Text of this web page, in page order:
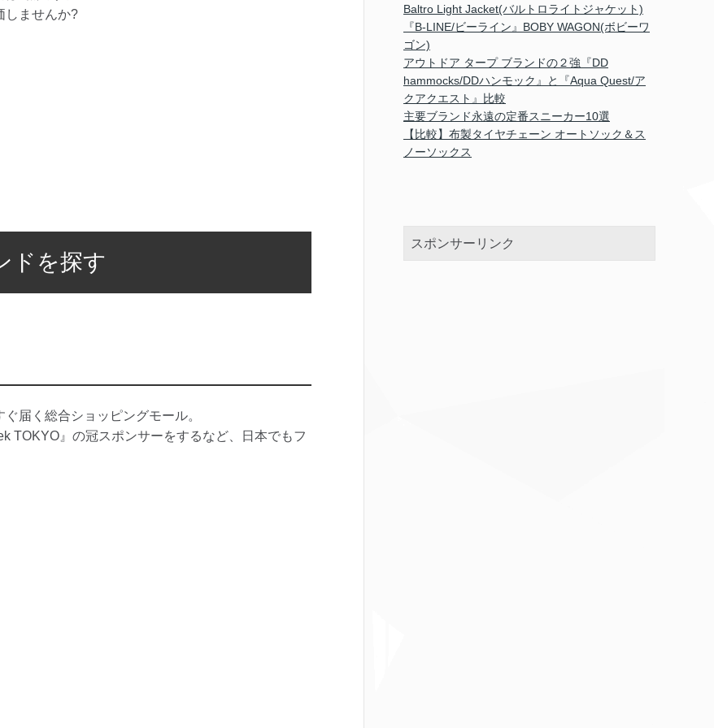
しませんか?
ドを探す
届く総合ショッピングモール。
TOKYO』の冠スポンサーをするなど、日本でもフ
Baltro Light Jacket(バルトロライトジャケット)
『B-LINE/ビーライン』BOBY WAGON(ボビーワ
ゴン)
アウトドア タープ ブランドの２強『DD
hammocks/DDハンモック』と『Aqua Quest/ア
クアクエスト』比較
主要ブランド永遠の定番スニーカー10選
【比較】布製タイヤチェーン オートソック＆ス
ノーソックス
スポンサーリンク